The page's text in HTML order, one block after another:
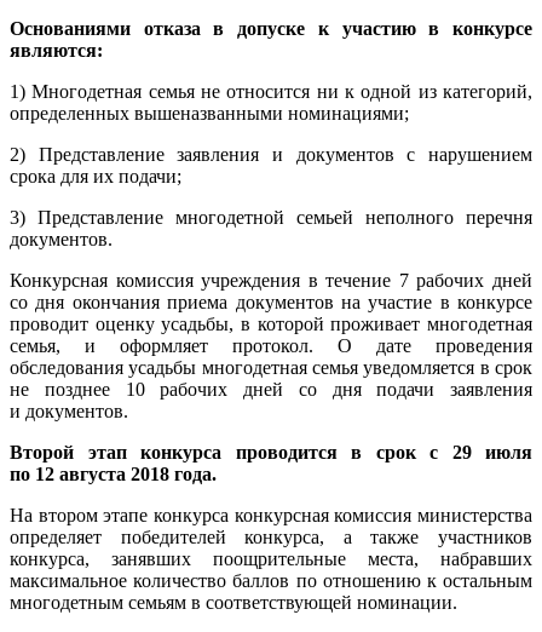
Основаниями отказа в допуске к участию в конкурсе
являются:
1) Многодетная семья не относится ни к одной из категорий,
определенных вышеназванными номинациями;
2) Представление заявления и документов с нарушением
срока для их подачи;
3) Представление многодетной семьей неполного перечня
документов.
Конкурсная комиссия учреждения в течение 7 рабочих дней
со дня окончания приема документов на участие в конкурсе
проводит оценку усадьбы, в которой проживает многодетная
семья, и оформляет протокол. О дате проведения
обследования усадьбы многодетная семья уведомляется в срок
не позднее 10 рабочих дней со дня подачи заявления
и документов.
Второй этап конкурса проводится в срок с 29 июля
по 12 августа 2018 года.
На втором этапе конкурса конкурсная комиссия министерства
определяет победителей конкурса, а также участников
конкурса, занявших поощрительные места, набравших
максимальное количество баллов по отношению к остальным
многодетным семьям в соответствующей номинации.